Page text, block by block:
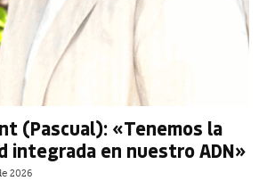
(Pascual): «Tenemos la
integrada en nuestro ADN»
2026